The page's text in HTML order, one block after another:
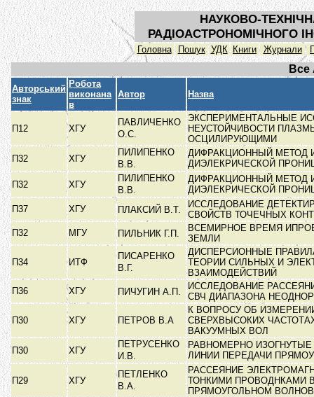
НАУКОВО-
РАДІОАСТРОНОМІЧНОГО
Головна Пошук УДК Книги Журнали
Все
Авторський
знак
Робота
виконана
в
Автор Назва
П12 ХГУ
ПАВЛИЧЕНКО
О.С.
ЭКСПЕРИМЕНТАЛЬНЫЕ
НЕУСТОЙЧИВОСТИ
ОСЦИЛИРУЮЩИМИ
П32
ХГУ
ПИЛИПЕНКО
В.В.
ДИФРАКЦИОННЫЙ МЕТОД
ДИЭЛЕКРИЧЕСКОЙ
П32
ХГУ
ПИЛИПЕНКО
В.В.
ДИФРАКЦИОННЫЙ МЕТОД
ДИЭЛЕКРИЧЕСКОЙ
П37
ХГУ ПЛАКСИЙ В.Т.
ИССЛЕДОВАНИЕ
СВОЙСТВ ТОЧЕЧНЫХ
П32
МГУ ПИЛЬНИК Г.П.
ВСЕМИРНОЕ ВРЕМЯ
ЗЕМЛИ
П34 ИТФ
ПИСАРЕНКО
В.Г.
ДИСПЕРСИОННЫЕ
ТЕОРИИ СИЛЬНЫХ И
ВЗАИМОДЕЙСТВИЙ
П36
ХГУ ПИЧУГИН А.П.
ИССЛЕДОВАНИЕ
СВЧ ДИАПАЗОНА
П30 ХГУ ПЕТРОВ В.А
К ВОПРОСУ ОБ
СВЕРХВЫСОКИХ
ВАКУУМНЫХ ВОЛ
П30
ХГУ
ПЕТРУСЕНКО
И.В.
РАВНОМЕРНО
ЛИНИИ ПЕРЕДАЧИ
П29 ХГУ
ПЕТЛЕНКО
В.А.
РАССЕЯНИЕ
ТОНКИМИ ПРОВОДНКАМИ
ПРЯМОУГОЛЬНОМ